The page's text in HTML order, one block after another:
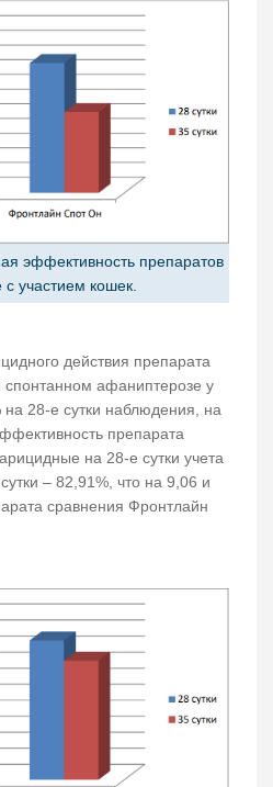
эффективность препаратов
участием кошек.
действия препарата
афаниптерозе у
на 28-е сутки наблюдения, на
препарата
на 28-е сутки учета
– 82,91%, что на 9,06 и
сравнения Фронтлайн